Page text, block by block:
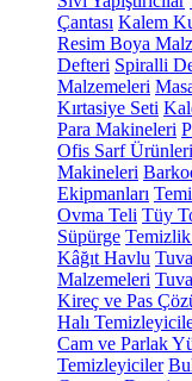
Çantası Kalem
Resim Boya
Defteri Spiralli
Malzemeleri
Kırtasiye Seti
Para Makineleri
Ofis Sarf Ürünleri
Makineleri
Ekipmanları
Ovma Teli Tüy
Süpürge
Kâğıt Havlu
Malzemeleri
Kireç ve Pas
Halı
Cam ve Parlak
Temizleyiciler